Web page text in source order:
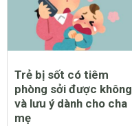
Trẻ bị sốt có tiêm
phòng sởi được không
và lưu ý dành cho cha
mẹ